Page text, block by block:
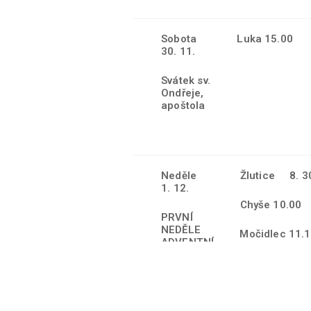
Sobota
30. 11.
Svátek sv.
Ondřeje,
apoštola
Luka 15.00
Neděle
1. 12.
PRVNÍ
NEDĚLE
ADVENTNÍ
Žlutice 8.
Chyše 10.00
Močidlec